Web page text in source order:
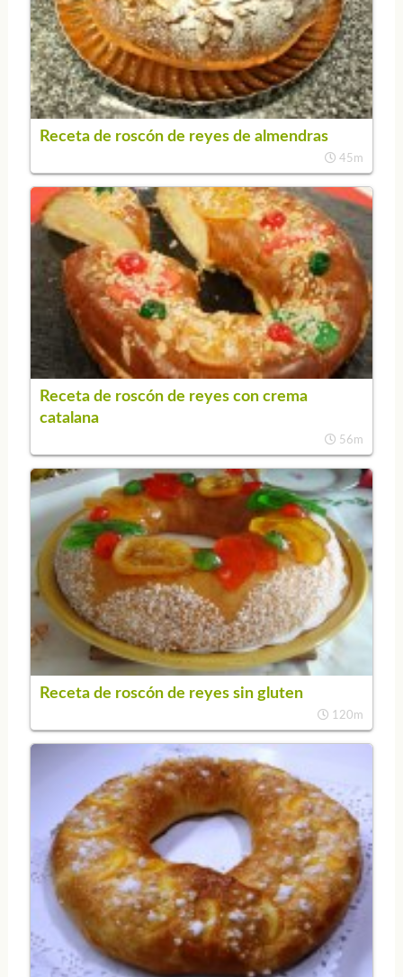
Receta de roscón de reyes de almendras
45m
Receta de roscón de reyes con crema
catalana
56m
Receta de roscón de reyes sin gluten
120m